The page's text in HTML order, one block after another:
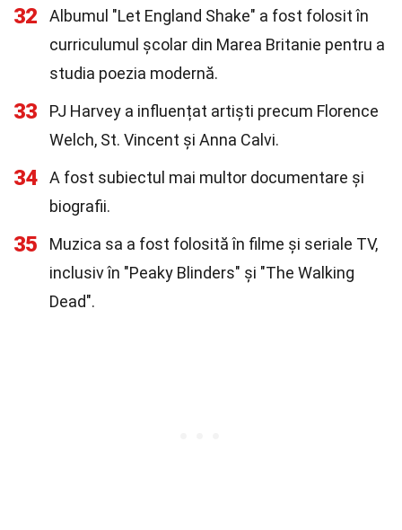
32
Albumul "Let England Shake" a fost folosit în
curriculumul școlar din Marea Britanie pentru a
studia poezia modernă.
33
PJ Harvey a influențat artiști precum Florence
Welch, St. Vincent și Anna Calvi.
34
A fost subiectul mai multor documentare și
biografii.
35
Muzica sa a fost folosită în filme și seriale TV,
inclusiv în "Peaky Blinders" și "The Walking
Dead".